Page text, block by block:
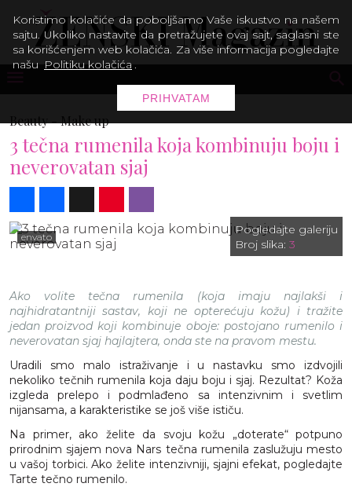
Beauty -Make up
3 tečna rumenila koja kombinuju boju i
neverovatan sjaj
envato
Pogledajte galeriju
Broj slika: 3
Ako volite tečna rumenila (koja imaju najlakši i
najhidratantniji sastav, koji ne opterećuju kožu) i tražite
jedan proizvod koji kombinuje oboje: postojano rumenilo i
neverovatan sjaj hajlajtera, onda ste na pravom mestu.
Uradili smo malo istraživanje i u nastavku smo izdvojili
nekoliko tečnih rumenila koja daju boju i sjaj. Rezultat? Koža
izgleda prelepo i podmlađeno sa intenzivnim i svetlim
nijansama, a karakteristike se još više ističu.
Na primer, ako želite da svoju kožu „doterate“ potpuno
prirodnim sjajem nova Nars tečna rumenila zaslužuju mesto
u vašoj torbici. Ako želite intenzivniji, sjajni efekat, pogledajte
Tarte tečno rumenilo.
Koristimo kolačiće da poboljšamo Vaše iskustvo na našem
sajtu. Ukoliko nastavite da pretražujete ovaj sajt, saglasni ste
sa korišćenjem web kolačića. Za više informacija pogledajte
našu Politiku kolačića .
PRIHVATAM